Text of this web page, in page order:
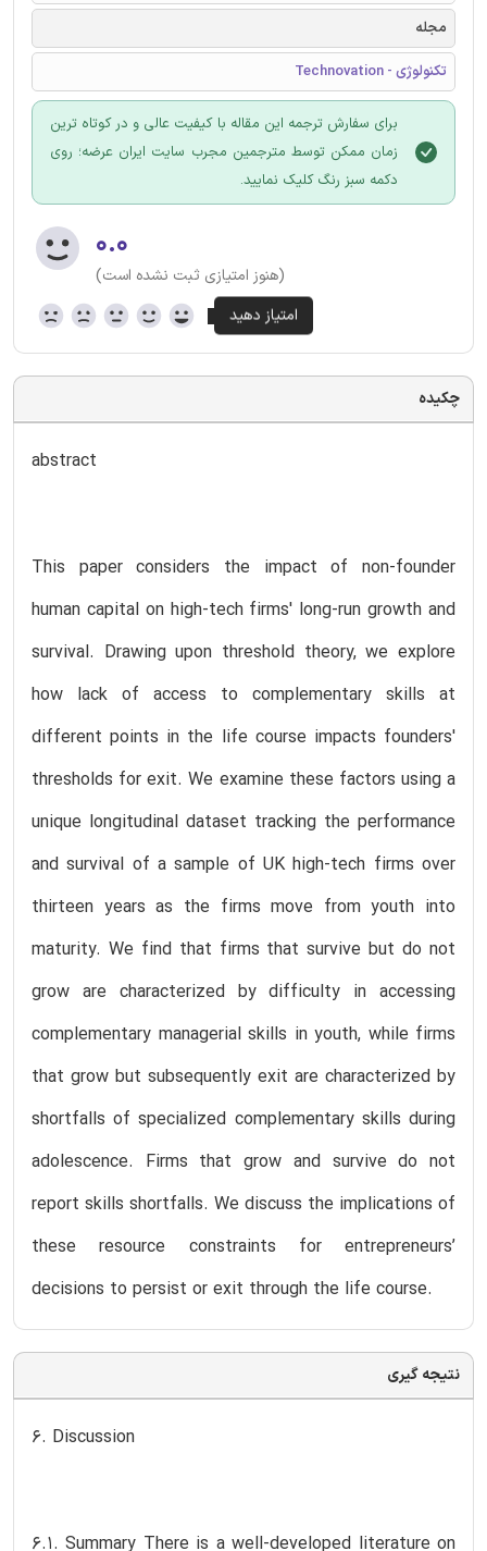
مجله
تکنولوژی - Technovation
برای سفارش ترجمه این مقاله با کیفیت عالی و در کوتاه ترین
زمان ممکن توسط مترجمین مجرب سایت ایران عرضه؛ روی
دکمه سبز رنگ کلیک نمایید.
۰.۰
(هنوز امتیازی ثبت نشده است)
چکیده
abstract
This paper considers the impact of non-founder
human capital on high-tech firms' long-run growth and
survival. Drawing upon threshold theory, we explore
how lack of access to complementary skills at
different points in the life course impacts founders'
thresholds for exit. We examine these factors using a
unique longitudinal dataset tracking the performance
and survival of a sample of UK high-tech firms over
thirteen years as the firms move from youth into
maturity. We find that firms that survive but do not
grow are characterized by difficulty in accessing
complementary managerial skills in youth, while firms
that grow but subsequently exit are characterized by
shortfalls of specialized complementary skills during
adolescence. Firms that grow and survive do not
report skills shortfalls. We discuss the implications of
these resource constraints for entrepreneurs’
decisions to persist or exit through the life course.
نتیجه گیری
6. Discussion
6.1. Summary There is a well-developed literature on